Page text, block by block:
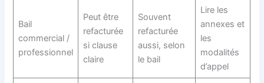
Bail
commercial /
professionnel
Peut être
refacturée
si clause
claire
Souvent
refacturée
aussi, selon
le bail
Lire les
annexes et
les
modalités
d’appel